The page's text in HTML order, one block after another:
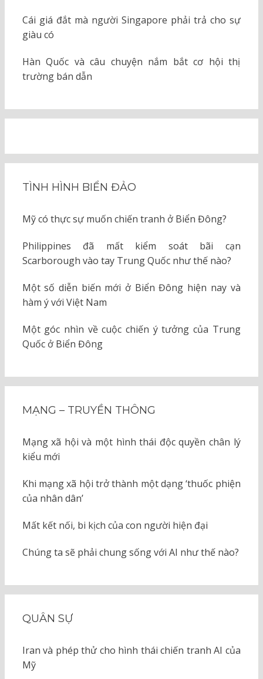
Cái giá đắt mà người Singapore phải trả cho sự
giàu có
Hàn Quốc và câu chuyện nắm bắt cơ hội thị
trường bán dẫn
TÌNH HÌNH BIỂN ĐẢO
Mỹ có thực sự muốn chiến tranh ở Biển Đông?
Philippines đã mất kiểm soát bãi cạn
Scarborough vào tay Trung Quốc như thế nào?
Một số diễn biến mới ở Biển Đông hiện nay và
hàm ý với Việt Nam
Một góc nhìn về cuộc chiến ý tưởng của Trung
Quốc ở Biển Đông
MẠNG – TRUYỀN THÔNG
Mạng xã hội và một hình thái độc quyền chân lý
kiểu mới
Khi mạng xã hội trở thành một dạng ‘thuốc phiện
của nhân dân’
Mất kết nối, bi kịch của con người hiện đại
Chúng ta sẽ phải chung sống với AI như thế nào?
QUÂN SỰ
Iran và phép thử cho hình thái chiến tranh AI của
Mỹ